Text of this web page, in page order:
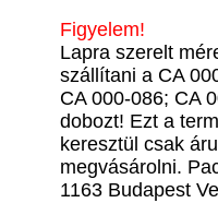
Figyelem!
Lapra szerelt
szállítani a CA
CA 000-086; CA
dobozt! Ezt a
keresztül csak
megvásárolni.
1163 Budapest